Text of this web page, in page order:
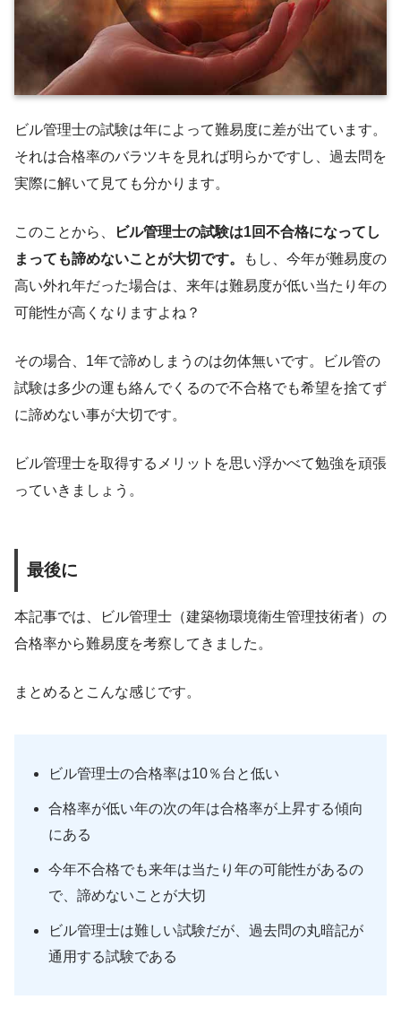
ビル管理士の試験は年によって難易度に差が出ています。
それは合格率のバラツキを見れば明らかですし、過去問を
実際に解いて見ても分かります。
このことから、
ビル管理士の試験は1回不合格になってし
まっても諦めないことが大切です。
もし、今年が難易度の
高い外れ年だった場合は、来年は難易度が低い当たり年の
可能性が高くなりますよね？
その場合、1年で諦めしまうのは勿体無いです。ビル管の
試験は多少の運も絡んでくるので不合格でも希望を捨てず
に諦めない事が大切です。
ビル管理士を取得するメリットを思い浮かべて勉強を頑張
っていきましょう。
最後に
本記事では、ビル管理士（建築物環境衛生管理技術者）の
合格率から難易度を考察してきました。
まとめるとこんな感じです。
ビル管理士の合格率は10％台と低い
合格率が低い年の次の年は合格率が上昇する傾向
にある
今年不合格でも来年は当たり年の可能性があるの
で、諦めないことが大切
ビル管理士は難しい試験だが、過去問の丸暗記が
通用する試験である